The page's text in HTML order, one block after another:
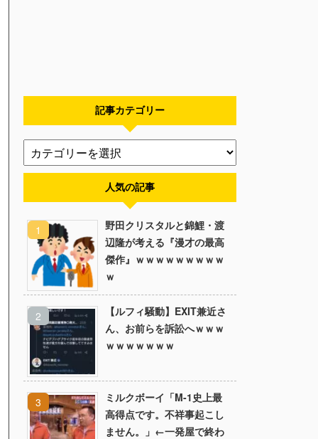
記事カテゴリー
人気の記事
野田クリスタルと錦鯉・渡
辺隆が考える『漫才の最高
傑作』ｗｗｗｗｗｗｗｗｗ
ｗ
【ルフィ騒動】EXIT兼近さ
ん、お前らを訴訟へｗｗｗ
ｗｗｗｗｗｗｗ
ミルクボーイ「M-1史上最
高得点です。不祥事起こし
ません。」←一発屋で終わ